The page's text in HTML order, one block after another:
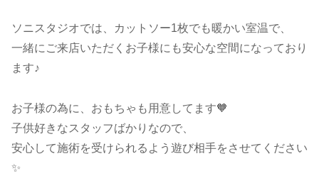
ソニスタジオでは、カットソー1枚でも暖かい室温で、
一緒にご来店いただくお子様にも安心な空間になっており
ます♪
お子様の為に、おもちゃも用意してます🧡
子供好きなスタッフばかりなので、
安心して施術を受けられるよう遊び相手をさせてください
✨